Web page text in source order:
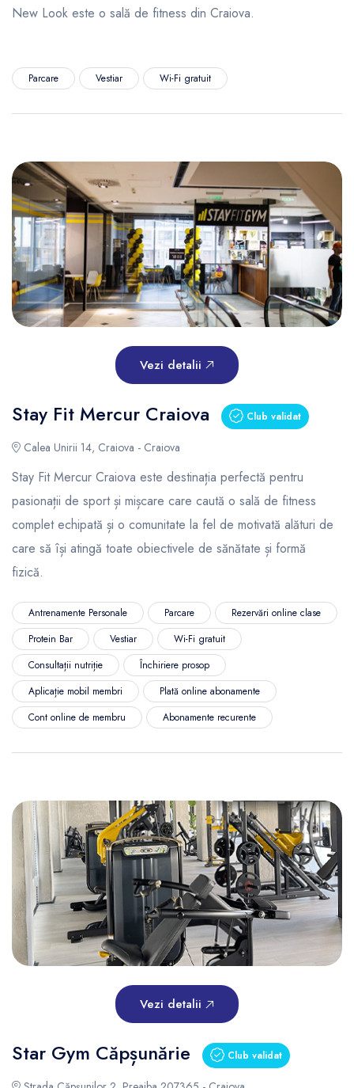
New Look este o sală de fitness din Craiova.
Parcare Vestiar Wi-Fi gratuit
Vezi detalii
Stay Fit Mercur Craiova Club validat
Calea Unirii 14, Craiova - Craiova
Stay Fit Mercur Craiova este destinația perfectă pentru
pasionații de sport și mișcare care caută o sală de fitness
complet echipată și o comunitate la fel de motivată alături de
care să își atingă toate obiectivele de sănătate și formă
fizică.
Antrenamente Personale Parcare
Rezervări online clase
Protein Bar
Vestiar
Wi-Fi gratuit
Consultații nutriție
Închiriere prosop
Aplicație mobil membri
Plată online abonamente
Cont online de membru
Abonamente recurente
Vezi detalii
Star Gym Căpșunărie Club validat